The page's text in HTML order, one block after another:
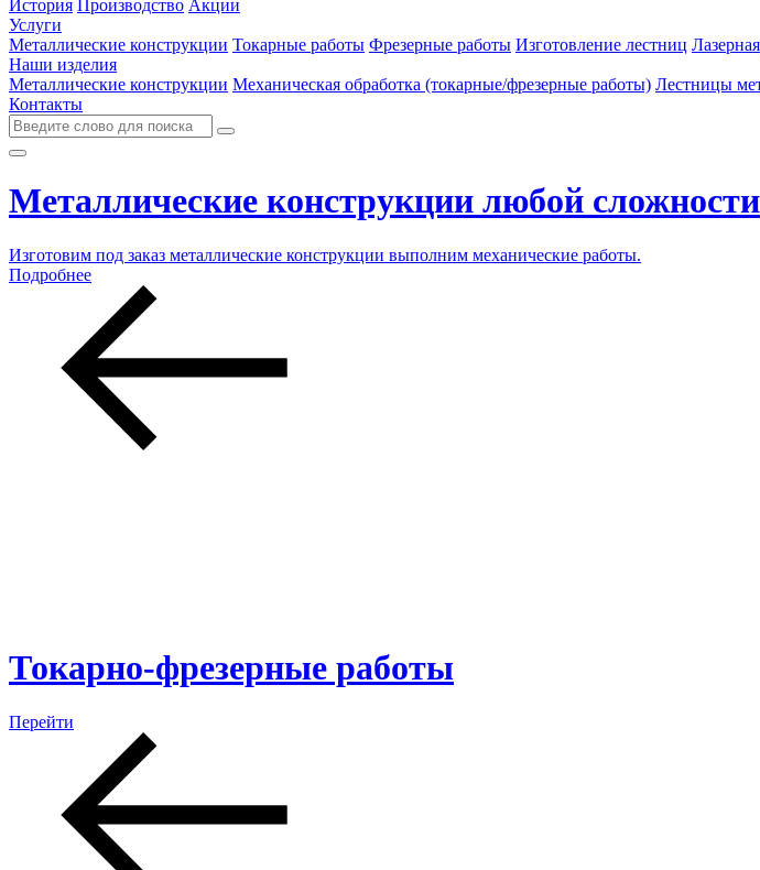
История Производство Акции
Услуги
Металлические конструкции Токарные работы Фрезерные работы Изготовление лестниц
Наши изделия
Металлические конструкции Механическая обработка (токарные/фрезерные работы) Лестницы
Контакты
Металлические конструкции любой сложности
Изготовим под заказ металлические конструкции выполним механические работы.
Подробнее
Токарно-фрезерные работы
Перейти